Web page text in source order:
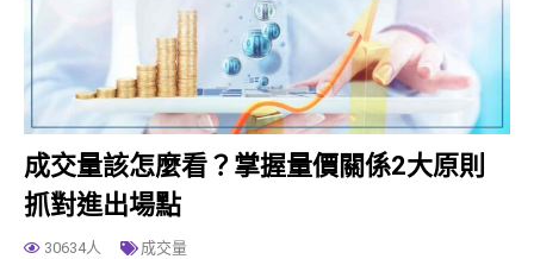
成交量該怎麼看？掌握量價關係2大原則
抓對進出場點
30634人 成交量